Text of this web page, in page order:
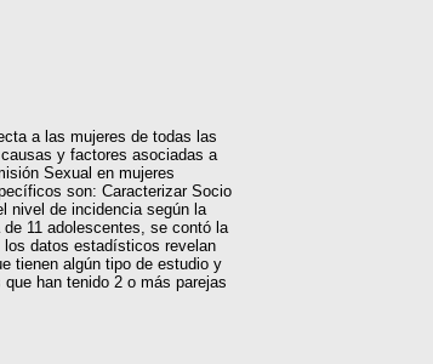
a las mujeres de todas las
y factores asociadas a
Sexual en mujeres
son: Caracterizar Socio
nivel de incidencia según la
11 adolescentes, se contó la
los datos estadísticos revelan
tienen algún tipo de estudio y
han tenido 2 o más parejas